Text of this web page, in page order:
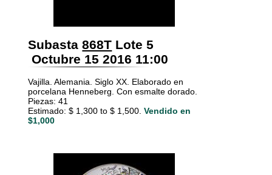
Subasta 868T Lote 5
Octubre 15 2016 11:00
Vajilla. Alemania. Siglo XX. Elaborado en
porcelana Henneberg. Con esmalte dorado.
Piezas: 41
Estimado: $ 1,300 to $ 1,500. Vendido en
$1,000